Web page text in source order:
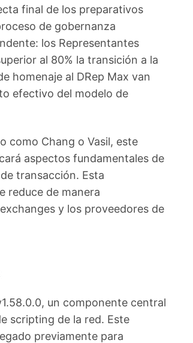
final de los preparativos
de gobernanza
los Representantes
al 80% la transición a la
homenaje al DRep Max van
efectivo del modelo de
como Chang o Vasil, este
aspectos fundamentales de
transacción. Esta
reduce de manera
y los proveedores de
un componente central
scripting de la red. Este
previamente para